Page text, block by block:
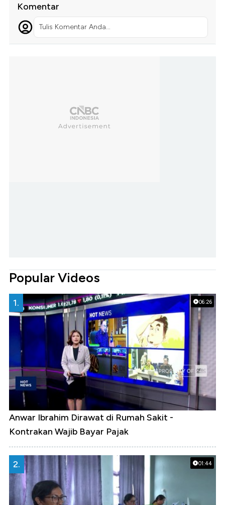
Komentar
Tulis Komentar Anda...
Popular Videos
06:26
1.
Anwar Ibrahim Dirawat di Rumah Sakit -
Kontrakan Wajib Bayar Pajak
01:44
2.